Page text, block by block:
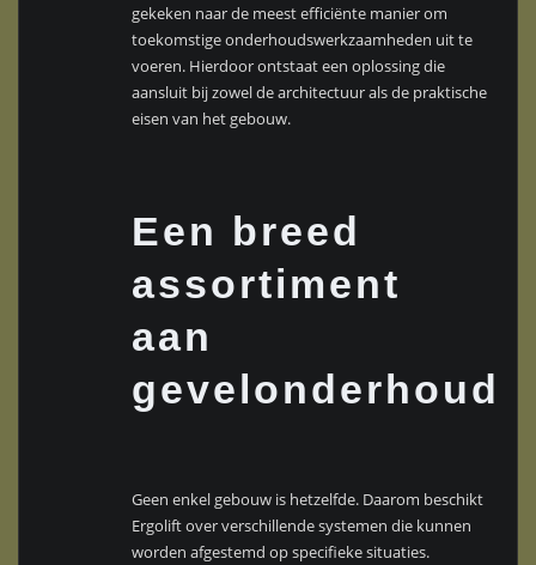
gekeken naar de meest efficiënte manier om
toekomstige onderhoudswerkzaamheden uit te
voeren. Hierdoor ontstaat een oplossing die
aansluit bij zowel de architectuur als de praktische
eisen van het gebouw.
Een breed
assortiment
aan
Geen enkel gebouw is hetzelfde. Daarom beschikt
Ergolift over verschillende systemen die kunnen
worden afgestemd op specifieke situaties.